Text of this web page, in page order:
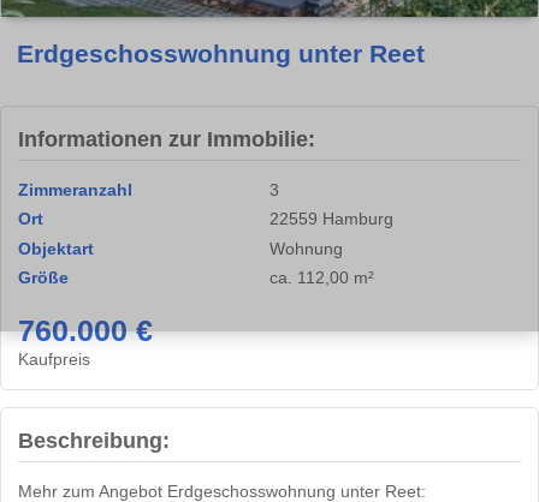
Erdgeschosswohnung unter Reet
Informationen zur Immobilie:
Zimmeranzahl
3
Ort
22559 Hamburg
Objektart
Wohnung
Größe
ca. 112,00 m²
760.000 €
Kaufpreis
Beschreibung:
Mehr zum Angebot Erdgeschosswohnung unter Reet: